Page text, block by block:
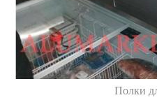
Полки